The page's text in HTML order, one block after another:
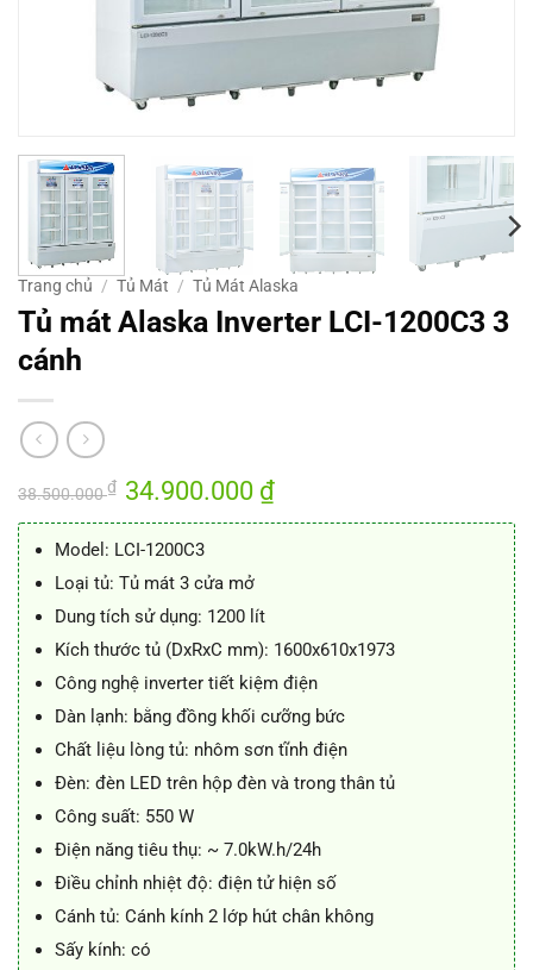
Trang chủ / Tủ Mát / Tủ Mát Alaska
Tủ mát Alaska Inverter LCI-1200C3 3
cánh
38.500.000₫ Giá
gốc
là:
34.900.000 ₫Giá
tại
Model: LCI-1200C3
Loại tủ: Tủ mát 3 cửa mở
Dung tích sử dụng: 1200 lít
Kích thước tủ (DxRxC mm): 1600x610x1973
Công nghệ inverter tiết kiệm điện
Dàn lạnh: bằng đồng khối cưỡng bức
Chất liệu lòng tủ: nhôm sơn tĩnh điện
Đèn: đèn LED trên hộp đèn và trong thân tủ
Công suất: 550 W
Điện năng tiêu thụ: ~ 7.0kW.h/24h
Điều chỉnh nhiệt độ: điện tử hiện số
Cánh tủ: Cánh kính 2 lớp hút chân không
Sấy kính: có